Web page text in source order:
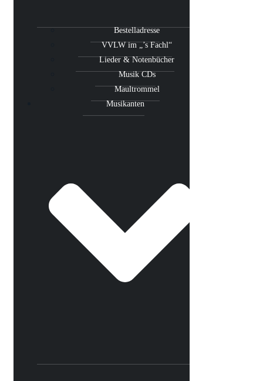
Bestelladresse
VVLW im „’s Fachl“
Lieder & Notenbücher
Musik CDs
Maultrommel
Musikanten